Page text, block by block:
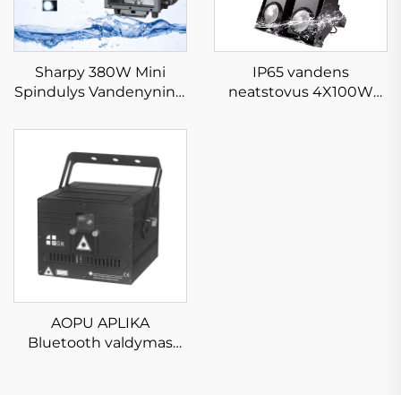
Sharpy 380W Mini
Spindulys Vandenyninis
Šviesinys
IP65 vandens
neatstovus 4X100W
AOPU APLIKA
Bluetooth valdymas